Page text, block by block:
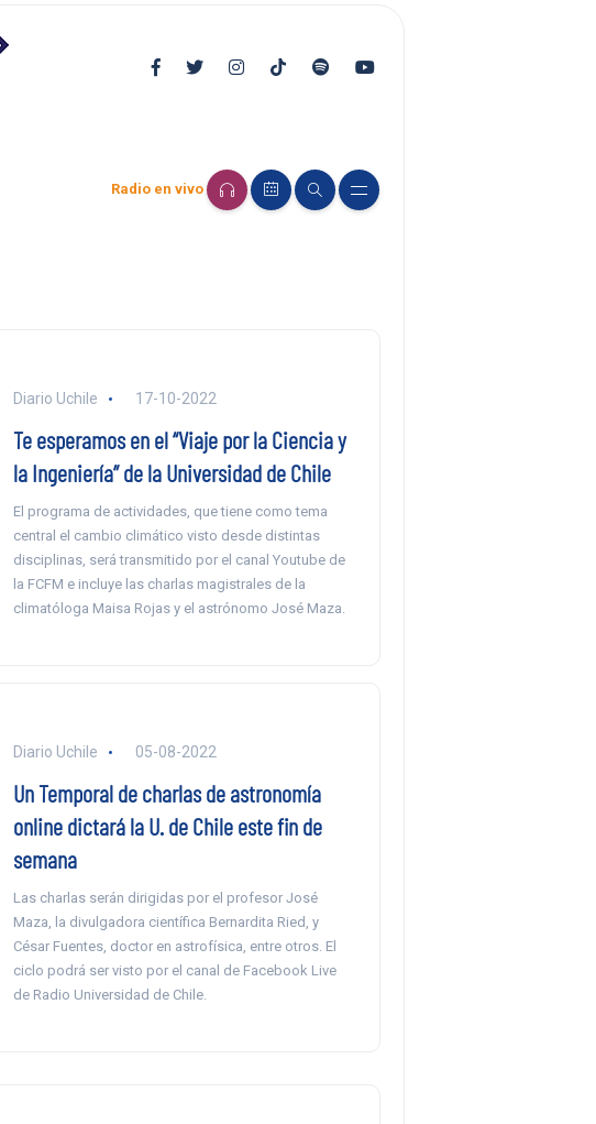
Radio en vivo
Diario Uchile 17-10-2022
Te esperamos en el “Viaje por la Ciencia y
la Ingeniería” de la Universidad de Chile
El programa de actividades, que tiene como tema
central el cambio climático visto desde distintas
disciplinas, será transmitido por el canal Youtube de
la FCFM e incluye las charlas magistrales de la
climatóloga Maisa Rojas y el astrónomo José Maza.
Diario Uchile 05-08-2022
Un Temporal de charlas de astronomía
online dictará la U. de Chile este fin de
semana
Las charlas serán dirigidas por el profesor José
Maza, la divulgadora científica Bernardita Ried, y
César Fuentes, doctor en astrofísica, entre otros. El
ciclo podrá ser visto por el canal de Facebook Live
de Radio Universidad de Chile.